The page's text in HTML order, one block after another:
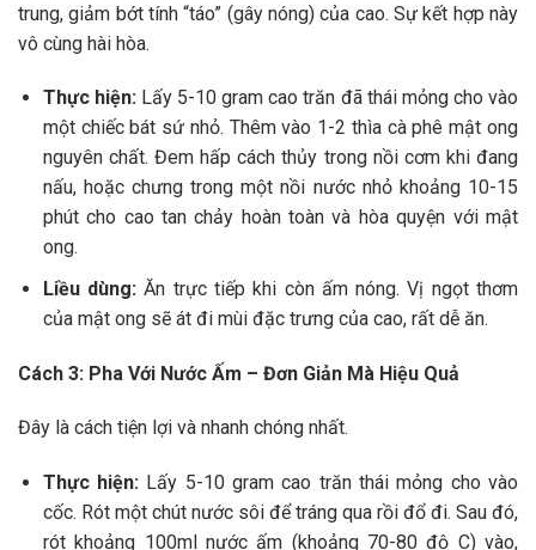
trung, giảm bớt tính “táo” (gây nóng) của cao. Sự kết hợp này
vô cùng hài hòa.
Thực hiện:Lấy 5-10 gram cao trăn đã thái mỏng cho vào
một chiếc bát sứ nhỏ. Thêm vào 1-2 thìa cà phê mật ong
nguyên chất. Đem hấp cách thủy trong nồi cơm khi đang
nấu, hoặc chưng trong một nồi nước nhỏ khoảng 10-15
phút cho cao tan chảy hoàn toàn và hòa quyện với mật
ong.
Liều dùng: Ăn trực tiếp khi còn ấm nóng. Vị ngọt thơm
của mật ong sẽ át đi mùi đặc trưng của cao, rất dễ ăn.
Cách 3: Pha Với Nước Ấm – Đơn Giản Mà Hiệu Quả
Đây là cách tiện lợi và nhanh chóng nhất.
Thực hiện: Lấy 5-10 gram cao trăn thái mỏng cho vào
cốc. Rót một chút nước sôi để tráng qua rồi đổ đi. Sau đó,
rót khoảng 100ml nước ấm (khoảng 70-80 độ C) vào,